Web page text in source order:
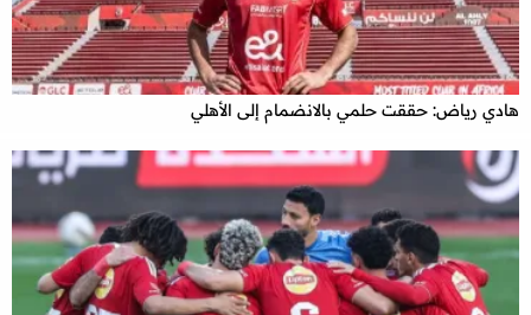
هادي رياض: حققت حلمي بالانضمام إلى الأهلي